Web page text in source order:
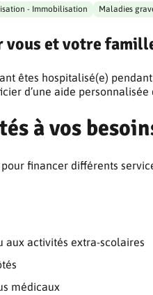
- Immobilisation Maladies
et votre
êtes hospitalisé(e)
d’une aide personnalisée
à vos
financer différents
aux activités extra-scolaires
médicaux